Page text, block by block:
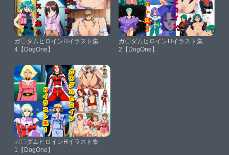
ガ〇ダムヒロインHイラスト集
4【DogOne】
ガ〇ダムヒロインHイラスト集
2【DogOne】
ガ〇ダムヒロインHイラスト集
1【DogOne】